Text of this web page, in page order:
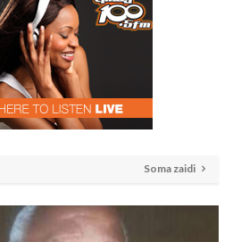
Soma zaidi